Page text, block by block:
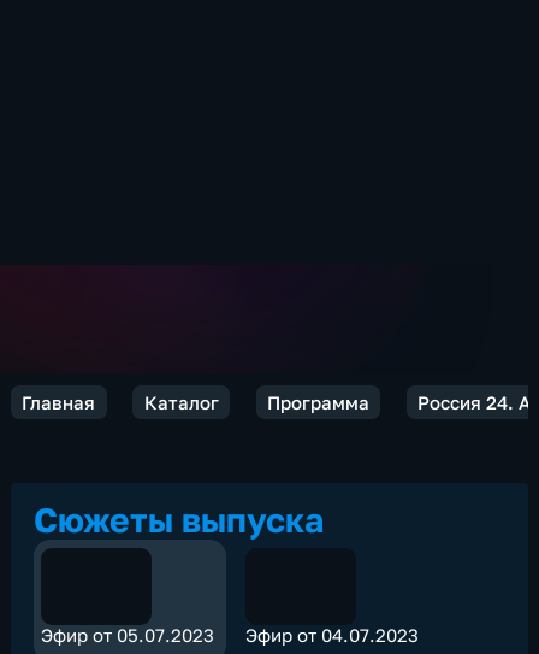
Главная Каталог Программа Россия 24.
Сюжеты выпуска
Эфир от 05.07.2023 Эфир от 04.07.2023